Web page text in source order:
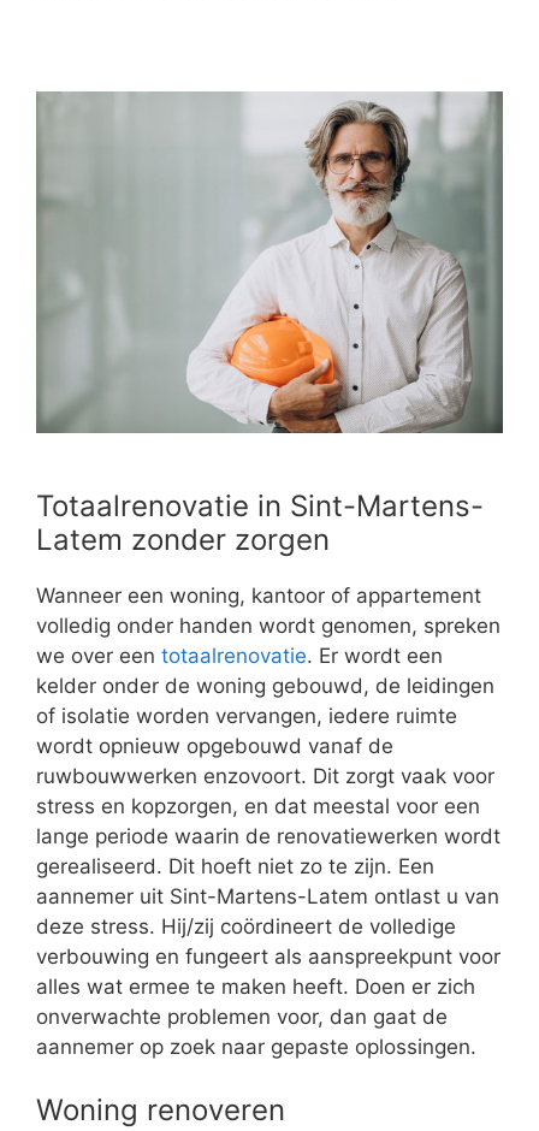
Totaalrenovatie in Sint-Martens-
Latem zonder zorgen
Wanneer een woning, kantoor of appartement
volledig onder handen wordt genomen, spreken
we over een totaalrenovatie. Er wordt een
kelder onder de woning gebouwd, de leidingen
of isolatie worden vervangen, iedere ruimte
wordt opnieuw opgebouwd vanaf de
ruwbouwwerken enzovoort. Dit zorgt vaak voor
stress en kopzorgen, en dat meestal voor een
lange periode waarin de renovatiewerken wordt
gerealiseerd. Dit hoeft niet zo te zijn. Een
aannemer uit Sint-Martens-Latem ontlast u van
deze stress. Hij/zij coördineert de volledige
verbouwing en fungeert als aanspreekpunt voor
alles wat ermee te maken heeft. Doen er zich
onverwachte problemen voor, dan gaat de
aannemer op zoek naar gepaste oplossingen.
Woning renoveren